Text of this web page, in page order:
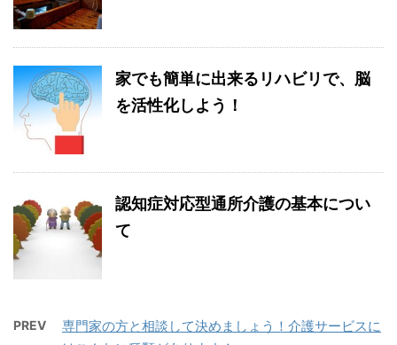
家でも簡単に出来るリハビリで、脳
を活性化しよう！
認知症対応型通所介護の基本につい
て
PREV
専門家の方と相談して決めましょう！介護サービスに